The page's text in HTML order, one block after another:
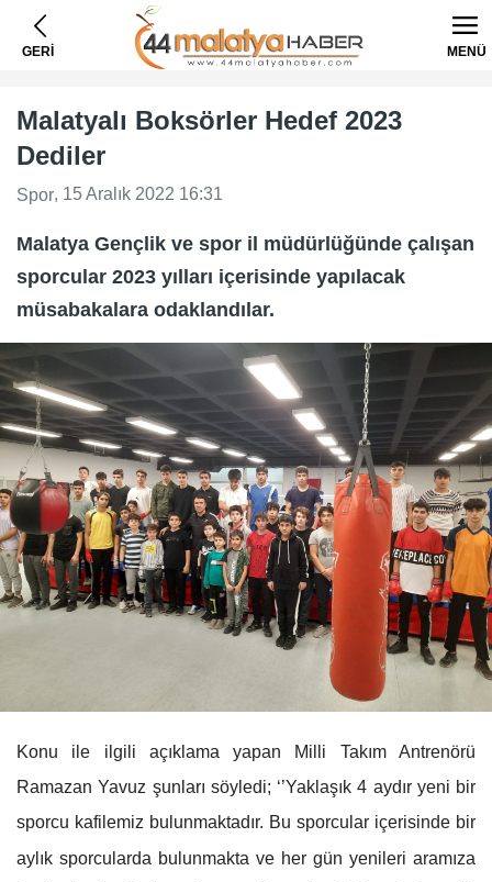
GERİ MENÜ
Malatyalı Boksörler Hedef 2023
Dediler
Spor, 15 Aralık 2022 16:31
Malatya Gençlik ve spor il müdürlüğünde çalışan
sporcular 2023 yılları içerisinde yapılacak
müsabakalara odaklandılar.
Konu ile ilgili açıklama yapan Milli Takım Antrenörü
Ramazan Yavuz şunları söyledi; ‘’Yaklaşık 4 aydır yeni bir
sporcu kafilemiz bulunmaktadır. Bu sporcular içerisinde bir
aylık sporcularda bulunmakta ve her gün yenileri aramıza